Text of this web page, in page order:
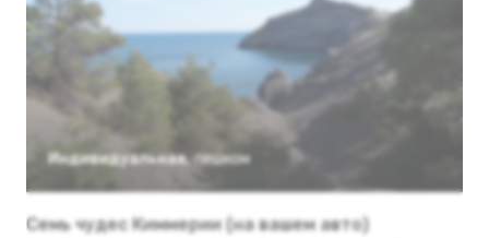
Индивидуальная, пешком
Семь чудес Киммерии (на вашем авто)